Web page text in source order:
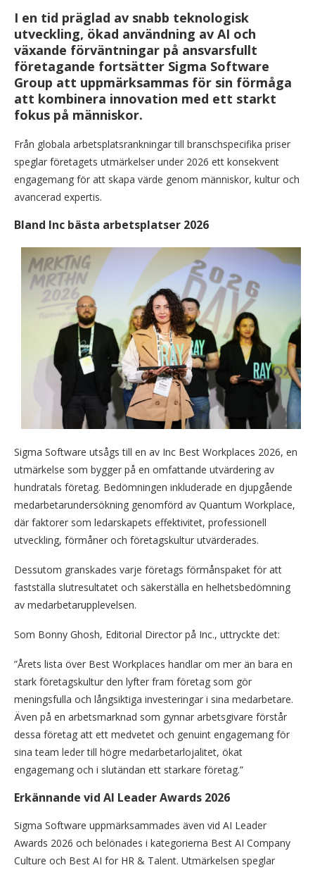
I en tid präglad av snabb teknologisk
utveckling, ökad användning av AI och
växande förväntningar på ansvarsfullt
företagande fortsätter Sigma Software
Group att uppmärksammas för sin förmåga
att kombinera innovation med ett starkt
fokus på människor.
Från globala arbetsplatsrankningar till branschspecifika priser
speglar företagets utmärkelser under 2026 ett konsekvent
engagemang för att skapa värde genom människor, kultur och
avancerad expertis.
Bland Inc bästa arbetsplatser 2026
Sigma Software utsågs till en av Inc Best Workplaces 2026, en
utmärkelse som bygger på en omfattande utvärdering av
hundratals företag. Bedömningen inkluderade en djupgående
medarbetarundersökning genomförd av Quantum Workplace,
där faktorer som ledarskapets effektivitet, professionell
utveckling, förmåner och företagskultur utvärderades.
Dessutom granskades varje företags förmånspaket för att
fastställa slutresultatet och säkerställa en helhetsbedömning
av medarbetarupplevelsen.
Som Bonny Ghosh, Editorial Director på Inc., uttryckte det:
”Årets lista över Best Workplaces handlar om mer än bara en
stark företagskultur den lyfter fram företag som gör
meningsfulla och långsiktiga investeringar i sina medarbetare.
Även på en arbetsmarknad som gynnar arbetsgivare förstår
dessa företag att ett medvetet och genuint engagemang för
sina team leder till högre medarbetarlojalitet, ökat
engagemang och i slutändan ett starkare företag.”
Erkännande vid AI Leader Awards 2026
Sigma Software uppmärksammades även vid AI Leader
Awards 2026 och belönades i kategorierna Best AI Company
Culture och Best AI for HR & Talent. Utmärkelsen speglar